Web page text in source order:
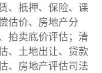
、抵押、保险、课
估价、房地产分
拍卖底价评估；清
、土地出让、贷款
、房地产评估司法